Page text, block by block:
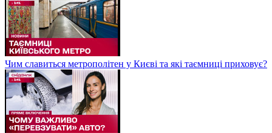
Чим славиться метрополітен у Києві та які таємниці приховує?